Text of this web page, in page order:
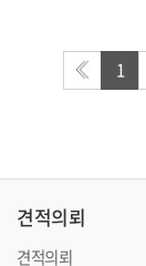
1
견적의뢰
견적의뢰